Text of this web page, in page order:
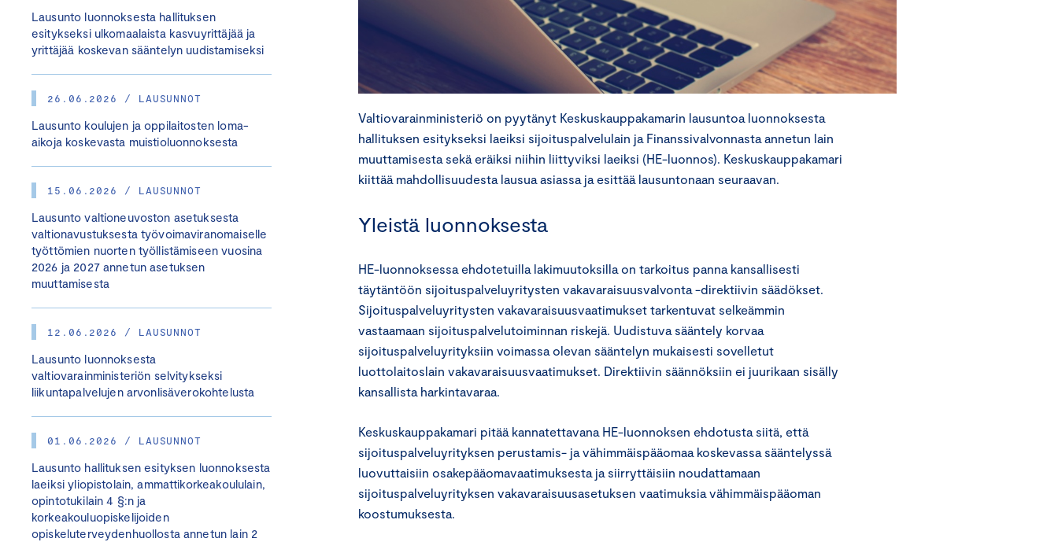
Lausunto luonnoksesta hallituksen
esitykseksi ulkomaalaista kasvuyrittäjää ja
yrittäjää koskevan sääntelyn uudistamiseksi
26.06.2026 / LAUSUNNOT
Lausunto koulujen ja oppilaitosten loma-
aikoja koskevasta muistioluonnoksesta
15.06.2026 / LAUSUNNOT
Lausunto valtioneuvoston asetuksesta
valtionavustuksesta työvoimaviranomaiselle
työttömien nuorten työllistämiseen vuosina
2026 ja 2027 annetun asetuksen
muuttamisesta
12.06.2026 / LAUSUNNOT
Lausunto luonnoksesta
valtiovarainministeriön selvitykseksi
liikuntapalvelujen arvonlisäverokohtelusta
01.06.2026 / LAUSUNNOT
Lausunto hallituksen esityksen luonnoksesta
laeiksi yliopistolain, ammattikorkeakoululain,
opintotukilain 4 §:n ja
korkeakouluopiskelijoiden
opiskeluterveydenhuollosta annetun lain 2
Valtiovarainministeriö on pyytänyt Keskuskauppakamarin lausuntoa luonnoksesta
hallituksen esitykseksi laeiksi sijoituspalvelulain ja Finanssivalvonnasta annetun lain
muuttamisesta sekä eräiksi niihin liittyviksi laeiksi (HE-luonnos). Keskuskauppakamari
kiittää mahdollisuudesta lausua asiassa ja esittää lausuntonaan seuraavan.
Yleistä luonnoksesta
HE-luonnoksessa ehdotetuilla lakimuutoksilla on tarkoitus panna kansallisesti
täytäntöön sijoituspalveluyritysten vakavaraisuusvalvonta -direktiivin säädökset.
Sijoituspalveluyritysten vakavaraisuusvaatimukset tarkentuvat selkeämmin
vastaamaan sijoituspalvelutoiminnan riskejä. Uudistuva sääntely korvaa
sijoituspalveluyrityksiin voimassa olevan sääntelyn mukaisesti sovelletut
luottolaitoslain vakavaraisuusvaatimukset. Direktiivin säännöksiin ei juurikaan sisälly
kansallista harkintavaraa.
Keskuskauppakamari pitää kannatettavana HE-luonnoksen ehdotusta siitä, että
sijoituspalveluyrityksen perustamis- ja vähimmäispääomaa koskevassa sääntelyssä
luovuttaisiin osakepääomavaatimuksesta ja siirryttäisiin noudattamaan
sijoituspalveluyrityksen vakavaraisuusasetuksen vaatimuksia vähimmäispääoman
koostumuksesta.